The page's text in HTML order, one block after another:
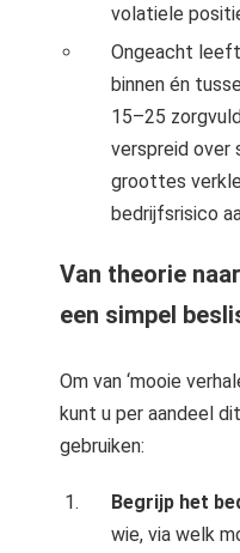
volatiele
Ongeacht
binnen én
15–25
verspreid over
groottes
bedrijfsrisico
Van theorie
een simpel
Om van ‘mooie
kunt u per aandeel dit
gebruiken:
Begrijp het
wie, via welk